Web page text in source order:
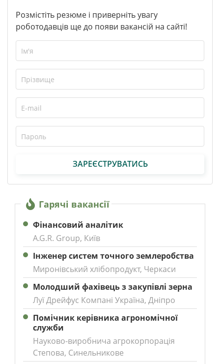
Розмістіть резюме і приверніть увагу
роботодавців ще до появи вакансій на сайті!
ЗАРЕЄСТРУВАТИСЬ
Гарячі вакансії
Фінансовий аналітик
A.G.R. Group, Київ
Інженер систем точного землеробства
Миронівський хлібопродукт, Черкаси
Молодший фахівець з закупівлі зерна
Луї Дрейфус Компані Україна, Дніпро
Помічник керівника агрономічної
служби
Науково-виробнича агрокорпорація
Степова, Синельникове